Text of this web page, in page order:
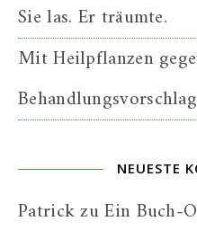
Sie las. Er träumte.
Mit Heilpflanzen
NEUESTE
PatrickzuEin Buch-